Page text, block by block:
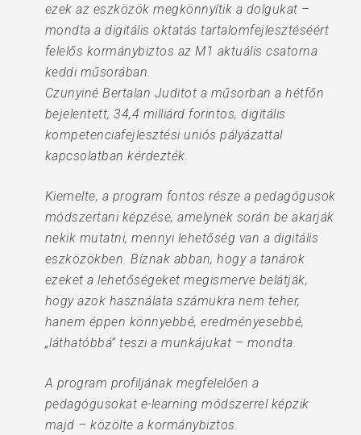
ezek az eszközök megkönnyítik a dolgukat –
mondta a digitális oktatás tartalomfejlesztéséért
felelős kormánybiztos az M1 aktuális csatorna
keddi műsorában.
Czunyiné Bertalan Juditot a műsorban a hétfőn
bejelentett, 34,4 milliárd forintos, digitális
kompetenciafejlesztési uniós pályázattal
kapcsolatban kérdezték.
Kiemelte, a program fontos része a pedagógusok
módszertani képzése, amelynek során be akarják
nekik mutatni, mennyi lehetőség van a digitális
eszközökben. Bíznak abban, hogy a tanárok
ezeket a lehetőségeket megismerve belátják,
hogy azok használata számukra nem teher,
hanem éppen könnyebbé, eredményesebbé,
„láthatóbbá” teszi a munkájukat – mondta.
A program profiljának megfelelően a
pedagógusokat e-learning módszerrel képzik
majd – közölte a kormánybiztos.